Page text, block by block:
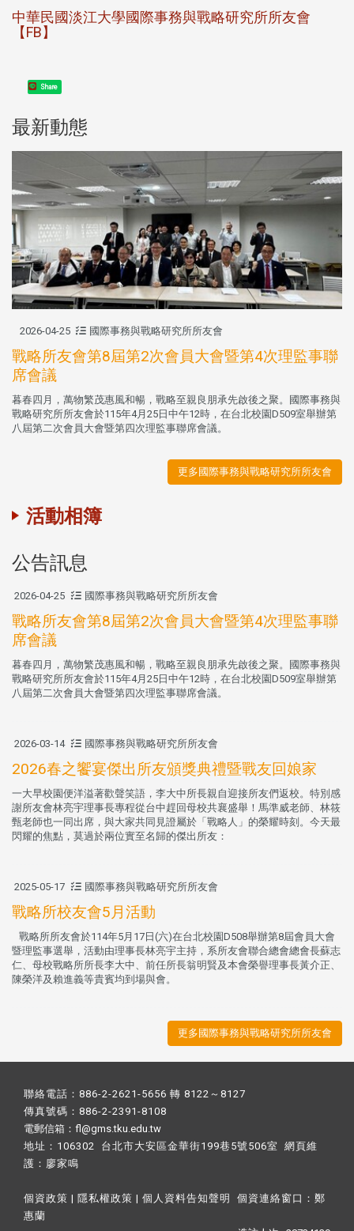
中華民國淡江大學國際事務與戰略研究所所友會
【FB】
Share
最新動態
2026-04-25 國際事務與戰略研究所所友會
戰略所友會第8屆第2次會員大會暨第4次理監事聯
席會議
暮春四月，萬物繁茂惠風和暢，戰略至親良朋承先啟後之聚。國際事務與
戰略研究所所友會於115年4月25日中午12時，在台北校園D509室舉辦第
八屆第二次會員大會暨第四次理監事聯席會議。
更多國際事務與戰略研究所所友會
活動相簿
公告訊息
2026-04-25 國際事務與戰略研究所所友會
戰略所友會第8屆第2次會員大會暨第4次理監事聯
席會議
暮春四月，萬物繁茂惠風和暢，戰略至親良朋承先啟後之聚。國際事務與
戰略研究所所友會於115年4月25日中午12時，在台北校園D509室舉辦第
八屆第二次會員大會暨第四次理監事聯席會議。
2026-03-14 國際事務與戰略研究所所友會
2026春之饗宴傑出所友頒獎典禮暨戰友回娘家
一大早校園便洋溢著歡聲笑語，李大中所長親自迎接所友們返校。特別感
謝所友會林亮宇理事長專程從台中趕回母校共襄盛舉！馬準威老師、林筱
甄老師也一同出席，與大家共同見證屬於「戰略人」的榮耀時刻。今天最
閃耀的焦點，莫過於兩位實至名歸的傑出所友：
2025-05-17 國際事務與戰略研究所所友會
戰略所校友會5月活動
戰略所所友會於114年5月17日(六)在台北校園D508舉辦第8屆會員大會
暨理監事選舉，活動由理事長林亮宇主持，系所友會聯合總會總會長蘇志
仁、母校戰略所所長李大中、前任所長翁明賢及本會榮譽理事長黃介正、
陳榮洋及賴進義等貴賓均到場與會。
更多國際事務與戰略研究所所友會
聯絡電話：886-2-2621-5656 轉 8122～8127
傳真號碼：886-2-2391-8108
電郵信箱：fl@gms.tku.edu.tw
地址：106302 台北市大安區金華街199巷5號506室 網頁維
護： 廖家鳴​
個資政策 | 隱私權政策 | 個人資料告知聲明 個資連絡窗口： 鄭
惠蘭